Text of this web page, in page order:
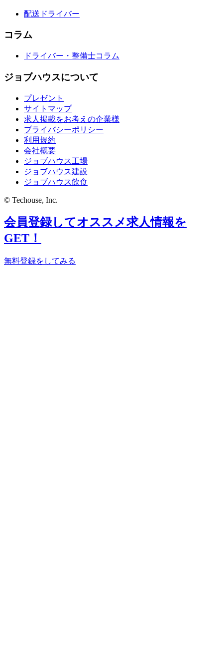
配送ドライバー
コラム
ドライバー・整備士コラム
ジョブハウスについて
プレゼント
サイトマップ
求人掲載をお考えの企業様
プライバシーポリシー
利用規約
会社概要
ジョブハウス工場
ジョブハウス建設
ジョブハウス飲食
© Techouse, Inc.
会員登録してオススメ求人情報を
GET！
無料登録をしてみる